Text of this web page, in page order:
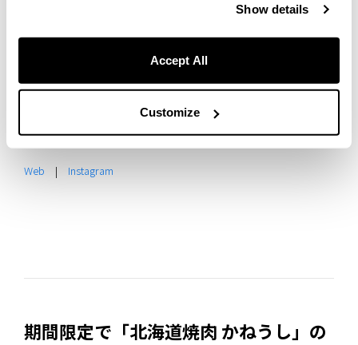
Show details
Accept All
Customize
北海道焼肉 かねうし
所在地 ：北海道札幌市中央区南七条西3丁目7-29アポロビ
ルB1F・B2F
ー：23時）※日曜定休
電話番号：011-206-6920
Web | Instagram
期間限定で「北海道焼肉 かねうし」の